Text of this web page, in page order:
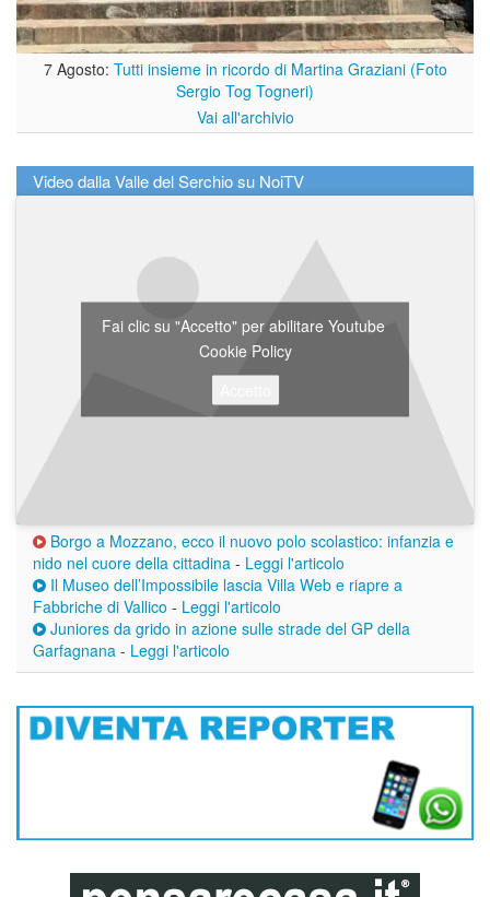
7 Agosto: Tutti insieme in ricordo di Martina Graziani (Foto
Sergio Tog Togneri)
Vai all'archivio
Video dalla Valle del Serchio su NoiTV
Fai clic su "Accetto" per abilitare Youtube
Cookie Policy
Borgo a Mozzano, ecco il nuovo polo scolastico: infanzia e
nido nel cuore della cittadina - Leggi l'articolo
Il Museo dell’Impossibile lascia Villa Web e riapre a
Fabbriche di Vallico - Leggi l'articolo
Juniores da grido in azione sulle strade del GP della
Garfagnana - Leggi l'articolo